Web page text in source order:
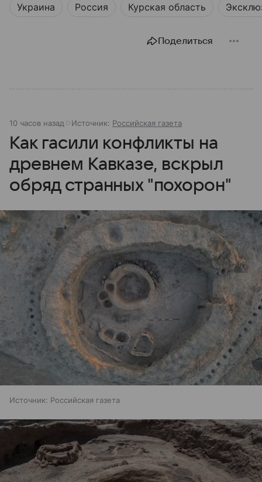
Украина Россия Курская область
Поделиться
10 часов назад Источник: Российская газета
Как гасили конфликты на
древнем Кавказе, вскрыл
обряд странных "похорон"
Источник: Российская газета